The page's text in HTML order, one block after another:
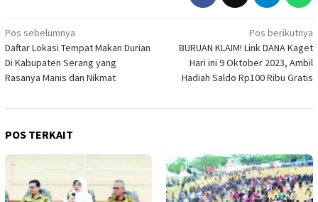
Navigasi
pos
Pos sebelumnya
Daftar Lokasi Tempat Makan Durian
Di Kabupaten Serang yang
Rasanya Manis dan Nikmat
Pos berikutnya
BURUAN KLAIM! Link DANA Kaget
Hari ini 9 Oktober 2023, Ambil
Hadiah Saldo Rp100 Ribu Gratis
POS TERKAIT